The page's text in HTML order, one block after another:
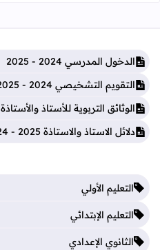
الدخول المدرسي 2024 - 2025
التقويم التشخيصي 2024 - 2025
الوثائق التربوية للأستاذ والأستاذة 2024 - 2025
دلائل الاستاذ والاستاذة 2025 - 2024
التعليم الأولي
التعليم الإبتدائي
الثانوي الإعدادي